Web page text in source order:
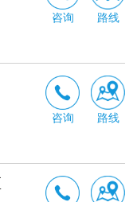
咨询 路线
咨询 路线